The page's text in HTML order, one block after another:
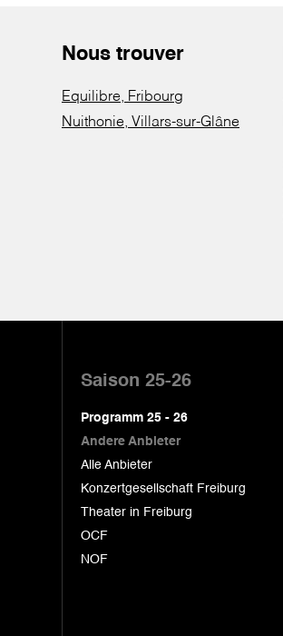
Nous trouver
Equilibre, Fribourg
Nuithonie, Villars-sur-Glâne
Saison 25-26
Programm 25 - 26
Andere Anbieter
Alle Anbieter
Konzertgesellschaft Freiburg
Theater in Freiburg
OCF
NOF